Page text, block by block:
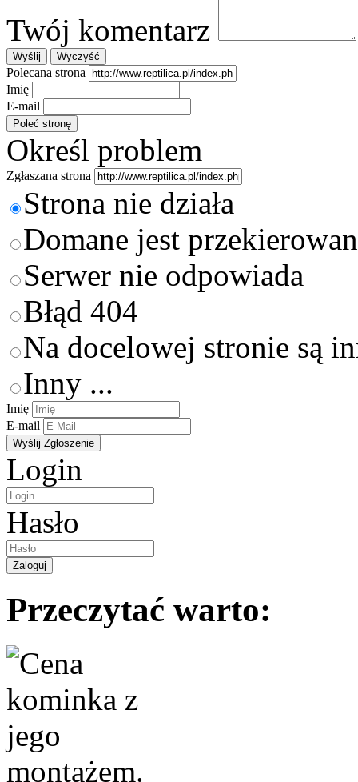
Twój komentarz
Polecana strona
Imię
E-mail
Określ problem
Zgłaszana strona
Strona nie działa
Domane jest
Serwer nie odpowiada
Błąd 404
Na docelowej stronie są
Inny ...
Imię
E-mail
Login
Hasło
Przeczytać warto: